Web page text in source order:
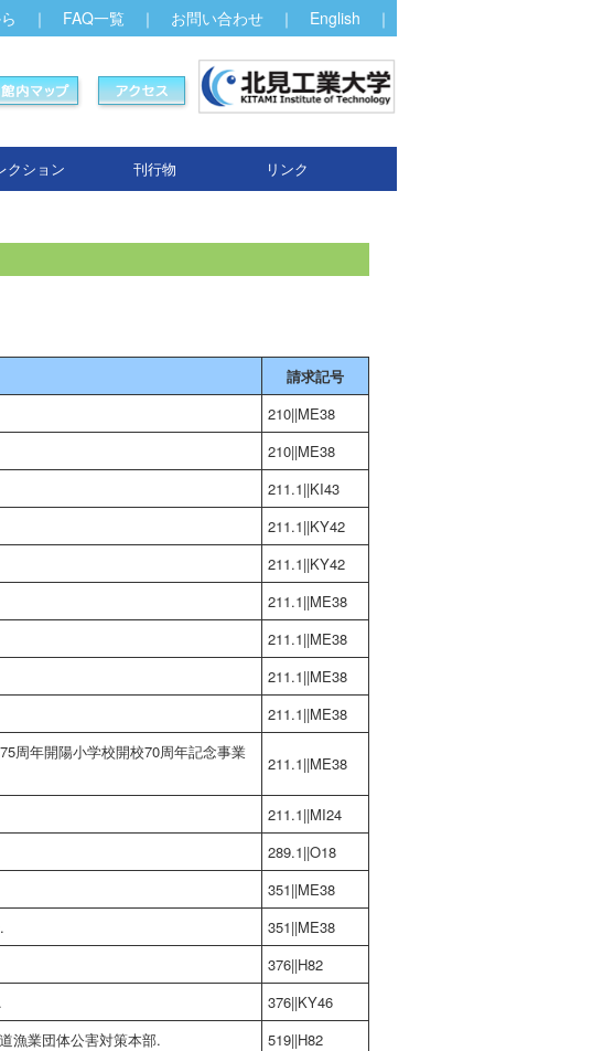
｜ FAQ一覧 ｜ お問い合わせ ｜ English ｜
クション 刊行物 リンク
請求記号
210||ME38
210||ME38
211.1||KI43
211.1||KY42
211.1||KY42
211.1||ME38
211.1||ME38
211.1||ME38
211.1||ME38
周年開陽小学校開校70周年記念事業
211.1||ME38
211.1||MI24
289.1||O18
351||ME38
351||ME38
376||H82
376||KY46
漁業団体公害対策本部.
519||H82